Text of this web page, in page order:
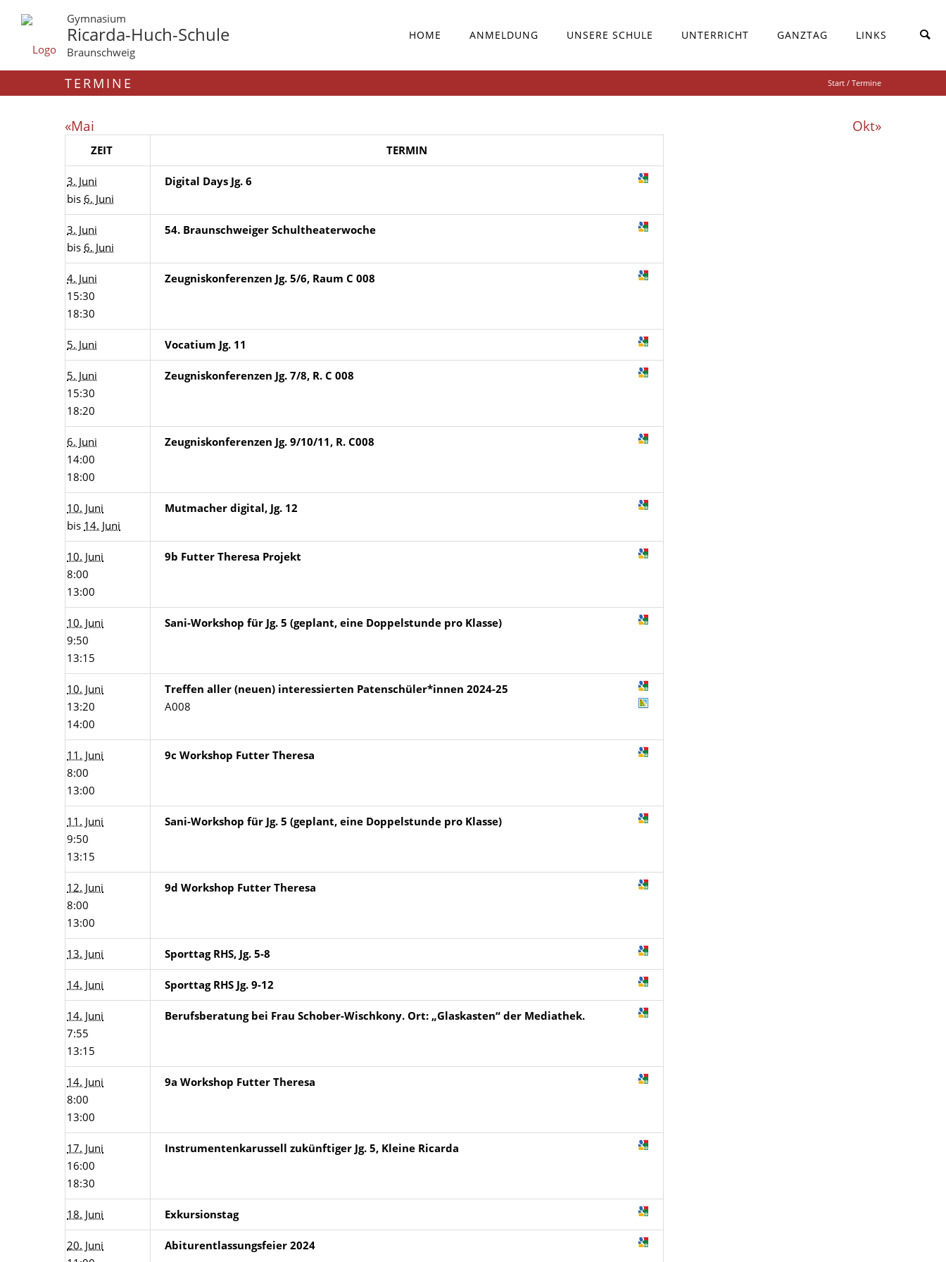
Gymnasium
Ricarda-Huch-Schule
Braunschweig
HOME ANMELDUNG UNSERE SCHULE UNTERRICHT GANZTAG LINKS
TERMINE Start / Termine
«Mai Okt»
ZEIT TERMIN
3. Juni
bis 6. Juni
Digital Days Jg. 6
3. Juni
bis 6. Juni
54. Braunschweiger Schultheaterwoche
4. Juni
15:30
18:30
Zeugniskonferenzen Jg. 5/6, Raum C 008
5. Juni Vocatium Jg. 11
5. Juni
15:30
18:20
Zeugniskonferenzen Jg. 7/8, R. C 008
6. Juni
14:00
18:00
Zeugniskonferenzen Jg. 9/10/11, R. C008
10. Juni
bis 14. Juni
Mutmacher digital, Jg. 12
10. Juni
8:00
13:00
9b Futter Theresa Projekt
10. Juni
9:50
13:15
Sani-Workshop für Jg. 5 (geplant, eine Doppelstunde pro Klasse)
10. Juni
13:20
14:00
Treffen aller (neuen) interessierten Patenschüler*innen 2024-25
A008
11. Juni
8:00
13:00
9c Workshop Futter Theresa
11. Juni
9:50
13:15
Sani-Workshop für Jg. 5 (geplant, eine Doppelstunde pro Klasse)
12. Juni
8:00
13:00
9d Workshop Futter Theresa
13. Juni Sporttag RHS, Jg. 5-8
14. Juni Sporttag RHS Jg. 9-12
14. Juni
7:55
13:15
Berufsberatung bei Frau Schober-Wischkony. Ort: „Glaskasten“ der Mediathek.
14. Juni
8:00
13:00
9a Workshop Futter Theresa
17. Juni
16:00
18:30
Instrumentenkarussell zukünftiger Jg. 5, Kleine Ricarda
18. Juni Exkursionstag
20. Juni
Abiturentlassungsfeier 2024